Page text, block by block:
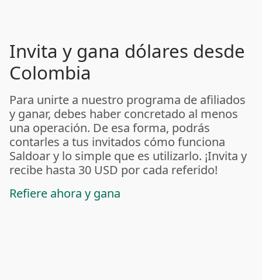
Invita y gana dólares desde
Colombia
Para unirte a nuestro programa de afiliados
y ganar, debes haber concretado al menos
una operación. De esa forma, podrás
contarles a tus invitados cómo funciona
Saldoar y lo simple que es utilizarlo. ¡Invita y
recibe hasta 30 USD por cada referido!
Refiere ahora y gana